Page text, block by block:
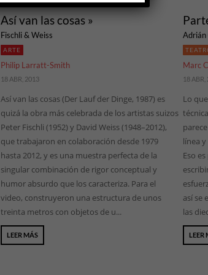
Así van las cosas »
Fischli & Weiss
ARTE
Philip Larratt-Smith
18 ABR, 2013
Así van las cosas (Der Lauf der Dinge, 1987) es
quizá la obra más celebrada de los artistas suizos
Peter Fischli (1952) y David Weiss (1948–2012),
que trabajaron en colaboración desde 1979
hasta 2012, y es una muestra perfecta de la
singular combinación de rigor conceptual y
humor absurdo que los caracteriza. Para el
video, construyeron una estructura de unos
treinta metros con objetos de u...
LEER MÁS
Adrián
Marc
18 ABR,
Lo
línea
Eso
así se
las
LEER